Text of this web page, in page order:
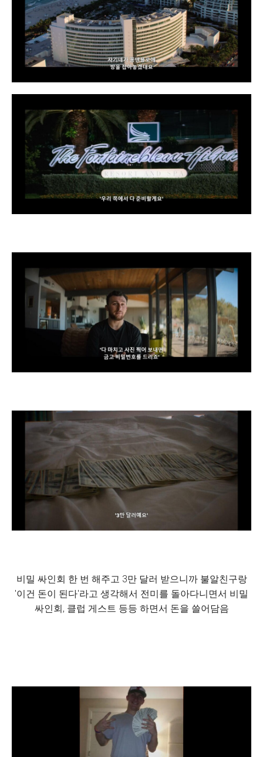
비밀 싸인회 한 번 해주고 3만 달러 받으니까 불알친구랑
'이건 돈이 된다'라고 생각해서 전미를 돌아다니면서 비밀
싸인회, 클럽 게스트 등등 하면서 돈을 쓸어담음